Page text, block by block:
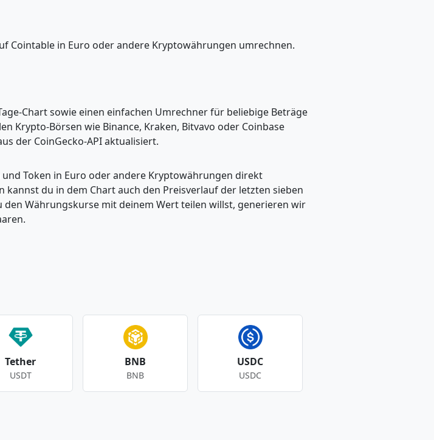
Cointable in Euro oder andere Kryptowährungen umrechnen.
Chart sowie einen einfachen Umrechner für beliebige Beträge
Krypto-Börsen wie Binance, Kraken, Bitvavo oder Coinbase
der CoinGecko-API aktualisiert.
Token in Euro oder andere Kryptowährungen direkt
du in dem Chart auch den Preisverlauf der letzten sieben
den Währungskurse mit deinem Wert teilen willst, generieren wir
Tether
USDT
BNB
BNB
USDC
USDC